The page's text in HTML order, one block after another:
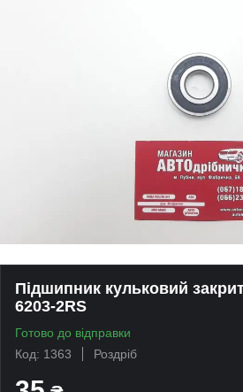
Підшипник кульковий
6203-2RS
Готово до відправки
Код: 1363
Роздріб